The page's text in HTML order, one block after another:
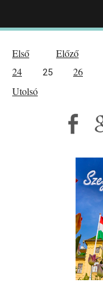
Első Előző
24
25 26
Utolsó